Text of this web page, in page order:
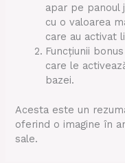
apar pe panoul
cu o valoarea
care au activat
Funcțiunii
care le
bazei.
Acesta este un
oferind o imagine în
sale.